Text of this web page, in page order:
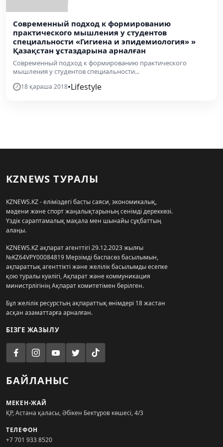
Современный подход к формированию
практического мышления у студентов
специальности «Гигиена и эпидемиология» »
Қазақстан ұстаздарына арналған
Современный подход к формированию практического
мышления у студентов специальности...
18 қараша 2018•Lifestyle
KZNEWS ТУРАЛЫ
KZNEWS.KZ - еліміздегі басты саяси, экономикалық,
мәдени және спорт жаңалықтарының сенімді дереккөзі.
Үздік сараптамалық мақала мен шынайы сұқбаттың
алаңы.
KZNEWS.KZ ақпарат агенттігі 29.12.2023 жылғы
№KZ64VPY00084819 Мерзімді баспасөз басылымын,
ақпараттық агенттікті және желілік басылымды есепке
қою туралы куәлігі, Ақпарат және коммуникация
министрлігінің Ақпарат комитетімен берілген.
Бұл желілік ресурстың ақпараттық өнімдері 18 жастан
асқан азаматтарға арналған.
БІЗГЕ ЖАЗЫЛУ
БАЙЛАНЫС
МЕКЕН-ЖАЙ
ҚР, Астана қаласы, Әбікен Бектұров көшесі, 4/3
ТЕЛЕФОН
+7 701 933 8520